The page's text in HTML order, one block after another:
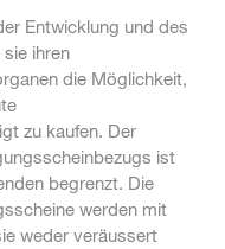
Entwicklung und des
ihren
die Möglichkeit,
zu kaufen. Der
ist
begrenzt. Die
werden mit
weder veräussert